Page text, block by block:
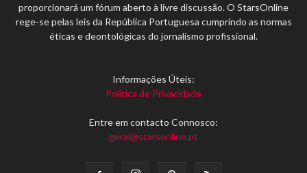
proporcionará um fórum aberto à livre discussão. O StarsOnline
rege-se pelas leis da República Portuguesa cumprindo as normas
éticas e deontológicas do jornalismo profissional.
Informações Úteis:
Política de Privacidade
Entre em contacto Connosco:
geral@starsonline.pt